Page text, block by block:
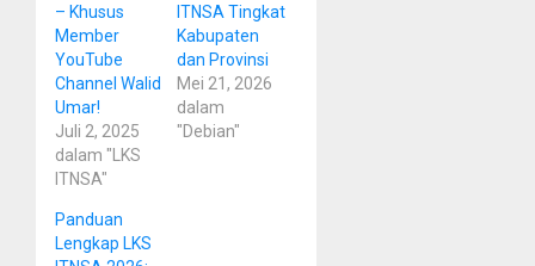
– Khusus
Member
YouTube
Channel Walid
Umar!
Juli 2, 2025
dalam "LKS
ITNSA"
ITNSA Tingkat
Kabupaten
dan Provinsi
Mei 21, 2026
dalam
"Debian"
Panduan
Lengkap LKS